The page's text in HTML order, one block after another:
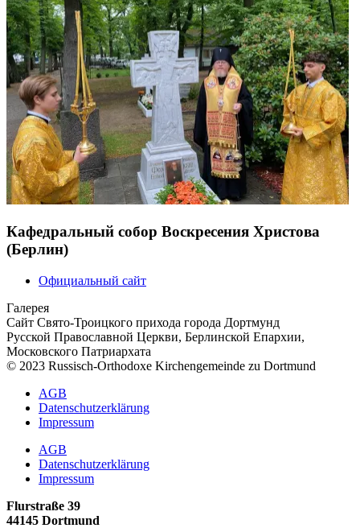
Кафедральный собор Воскресения Христова
(Берлин)
Официальный сайт
Галерея
Сайт Свято-Троицкого прихода города Дортмунд
Русской Православной Церкви, Берлинской Епархии,
Московского Патриархата
© 2023 Russisch-Orthodoxe Kirchengemeinde zu Dortmund
АGB
Datenschutzerklärung
Impressum
АGB
Datenschutzerklärung
Impressum
Flurstraße 39
44145 Dortmund